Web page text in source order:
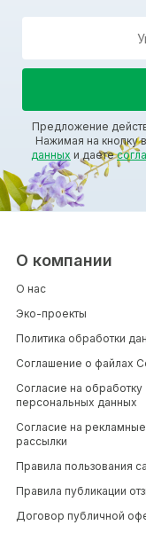
Предложение
Нажимая на кнопку
данных и даете
О компании
О нас
Эко-проекты
Политика обработки
Соглашение о файлах
Согласие на обработку
персональных данных
Согласие на рекламные
рассылки
Правила пользования
Правила публикации
Договор публичной